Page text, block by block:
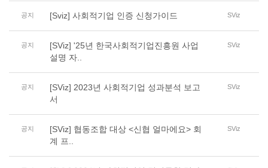
공지 [Sviz] 사회적기업 인증 신청가이드 SViz
공지
[SViz] '25년 한국사회적기업진흥원 사업
설명 자..
SViz
공지
[SViz] 2023년 사회적기업 성과분석 보고
서
SViz
공지
[SViz] 협동조합 대상 <신협 얼마에요> 회
계 프..
SViz